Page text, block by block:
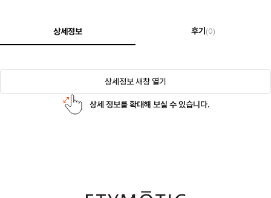
상세정보 후기 (0)
상세정보 새창 열기
상세 정보를 확대해 보실 수 있습니다.